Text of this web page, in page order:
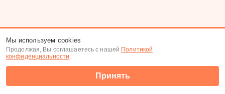
Мы используем cookies
Продолжая, Вы соглашаетесь с нашей Политикой
конфиденциальности.
Принять